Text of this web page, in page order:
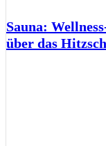
Sauna:
über das